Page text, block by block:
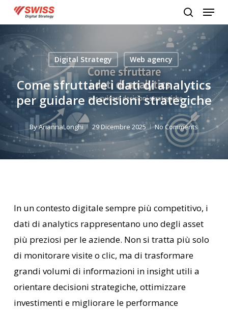
Skip
to
main
content
search
Menu
Digital Strategy Web agency
Come sfruttare i dati di analytics
per guidare decisioni strategiche
ByAriannaLonghi 29 Dicembre 2025 No Comments
In un contesto digitale sempre più competitivo, i
dati di analytics rappresentano uno degli asset
più preziosi per le aziende. Non si tratta più solo
di monitorare visite o clic, ma di trasformare
grandi volumi di informazioni in insight utili a
orientare decisioni strategiche, ottimizzare
investimenti e migliorare le performance
Close